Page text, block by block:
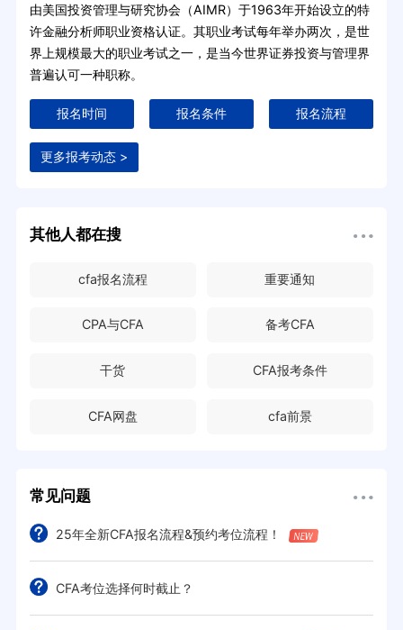
由美国投资管理与研究协会（AIMR）于1963年开始设立的特
许金融分析师职业资格认证。其职业考试每年举办两次，是世
界上规模最大的职业考试之一，是当今世界证券投资与管理界
普遍认可一种职称。
报名时间 报名条件 报名流程
更多报考动态 >
其他人都在搜
cfa报名流程 重要通知
CPA与CFA 备考CFA
干货 CFA报考条件
CFA网盘 cfa前景
常见问题
25年全新CFA报名流程&预约考位流程！
CFA考位选择何时截止？